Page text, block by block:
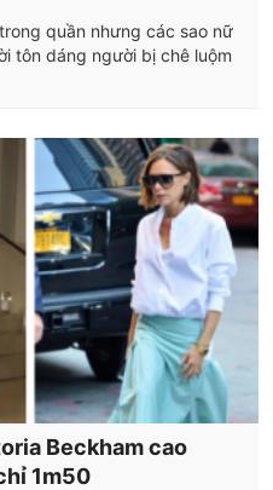
quần nhưng các sao nữ
tôn dáng người bị chê luộm
Beckham cao
1m50